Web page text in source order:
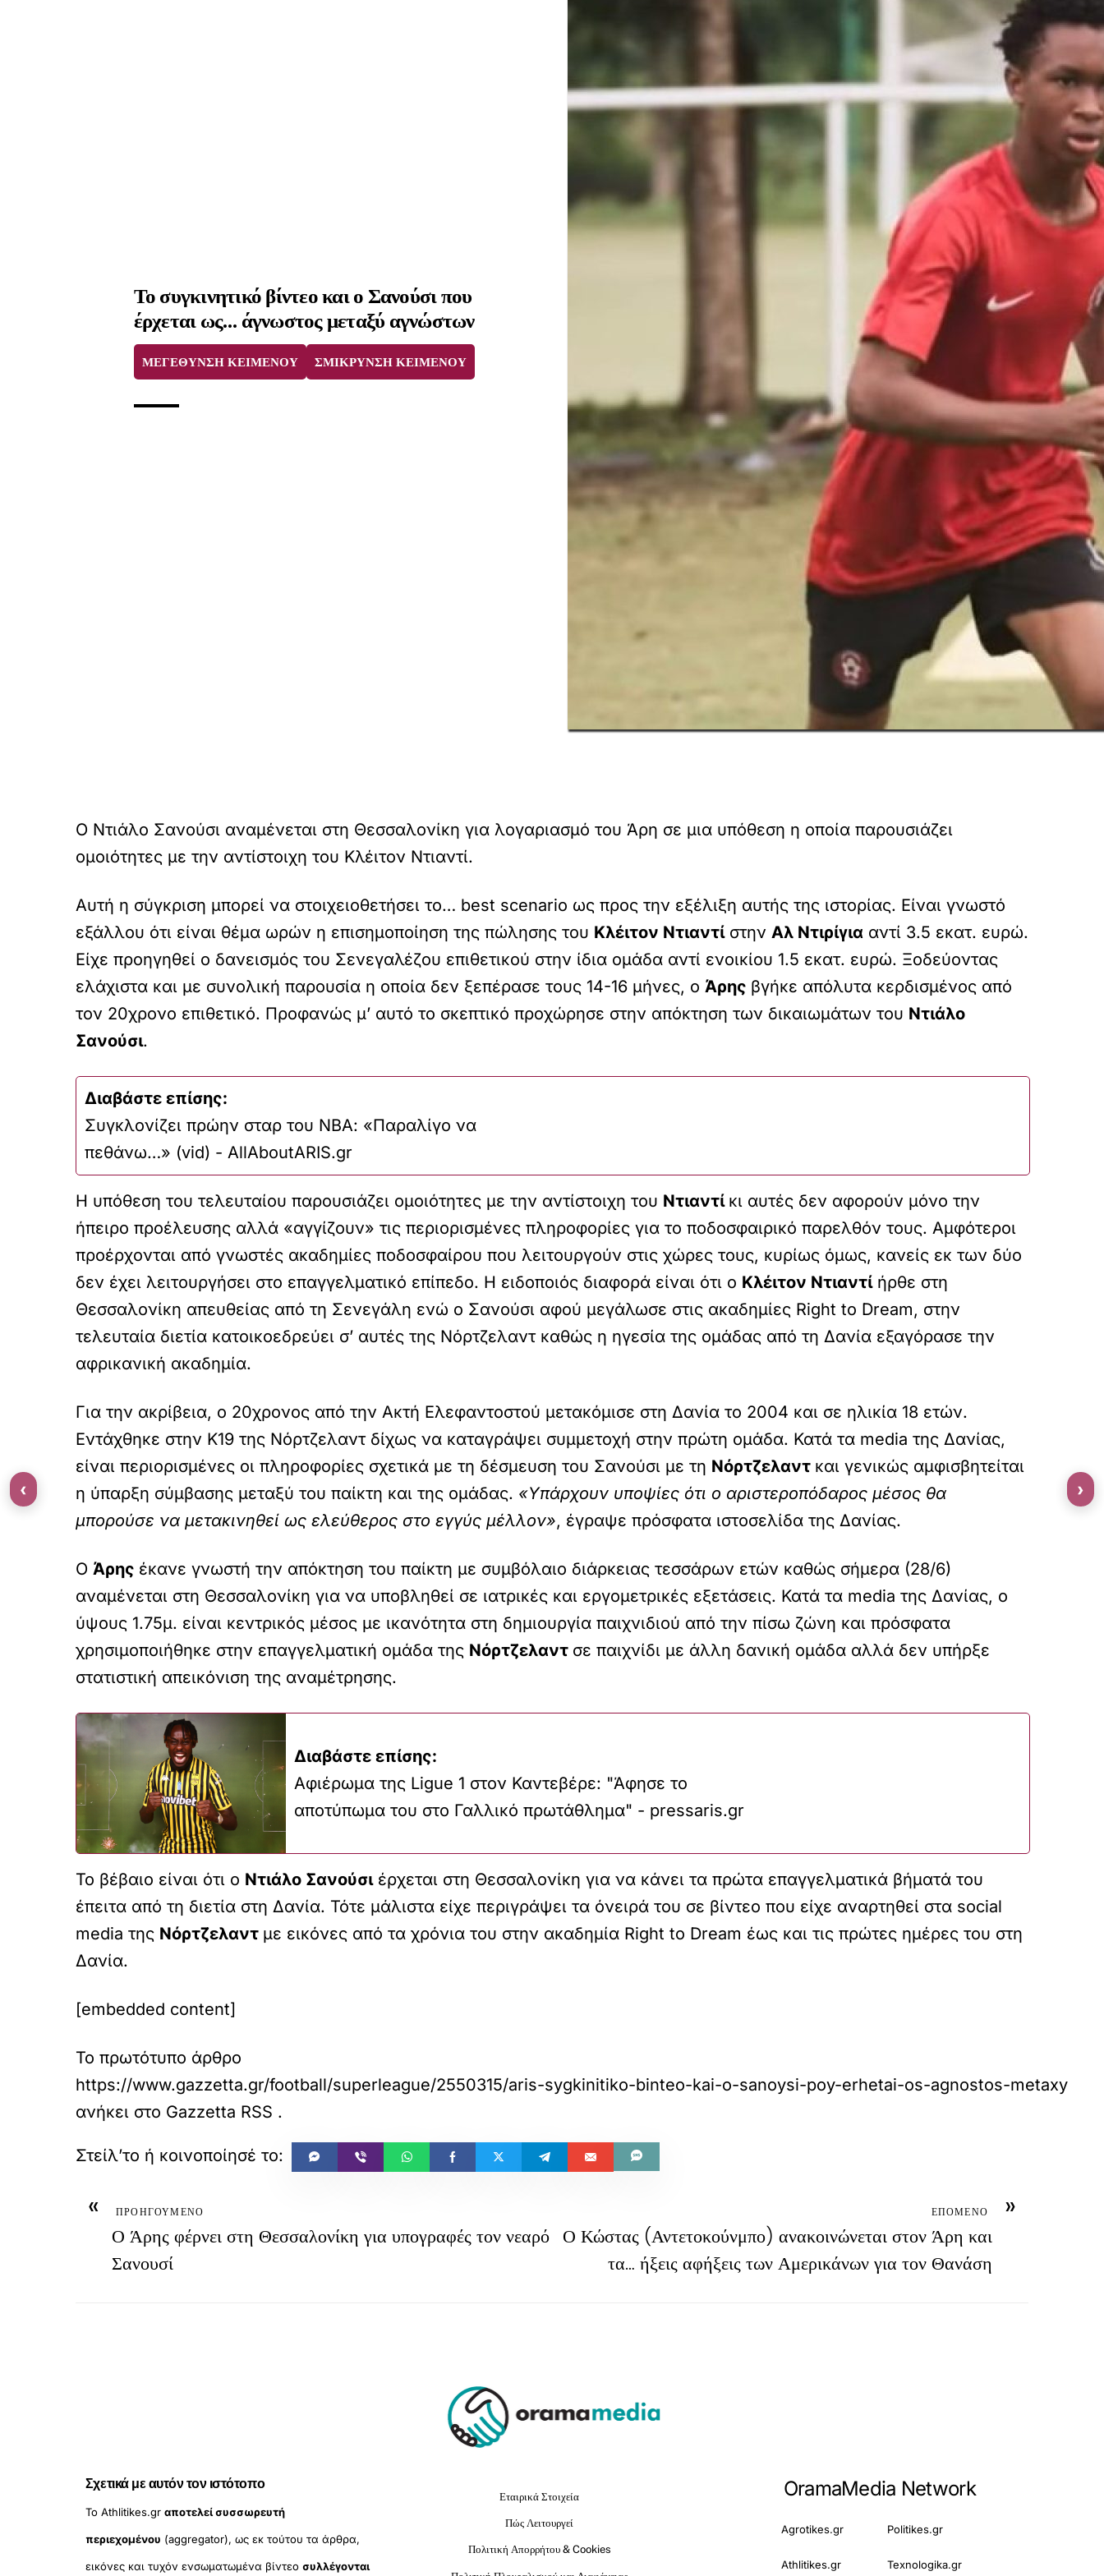
Το συγκινητικό βίντεο και ο Σανούσι που
έρχεται ως… άγνωστος μεταξύ αγνώστων
ΜΕΓΕΘΥΝΣΗ ΚΕΙΜΕΝΟΥ ΣΜΙΚΡΥΝΣΗ ΚΕΙΜΕΝΟΥ
Ο Ντιάλο Σανούσι αναμένεται στη Θεσσαλονίκη για λογαριασμό του Άρη σε μια υπόθεση η οποία παρουσιάζει
ομοιότητες με την αντίστοιχη του Κλέιτον Ντιαντί.
Αυτή η σύγκριση μπορεί να στοιχειοθετήσει το… best scenario ως προς την εξέλιξη αυτής της ιστορίας. Είναι γνωστό
εξάλλου ότι είναι θέμα ωρών η επισημοποίηση της πώλησης του Κλέιτον Ντιαντίστην Αλ Ντιρίγια αντί 3.5 εκατ. ευρώ.
Είχε προηγηθεί ο δανεισμός του Σενεγαλέζου επιθετικού στην ίδια ομάδα αντί ενοικίου 1.5 εκατ. ευρώ. Ξοδεύοντας
ελάχιστα και με συνολική παρουσία η οποία δεν ξεπέρασε τους 14-16 μήνες, ο Άρης βγήκε απόλυτα κερδισμένος από
τον 20χρονο επιθετικό. Προφανώς μ’ αυτό το σκεπτικό προχώρησε στην απόκτηση των δικαιωμάτων του Ντιάλο
Σανούσι.
Διαβάστε επίσης:
Συγκλονίζει πρώην σταρ του ΝΒΑ: «Παραλίγο να
πεθάνω…» (vid) - AllAboutARIS.gr
Η υπόθεση του τελευταίου παρουσιάζει ομοιότητες με την αντίστοιχη του Ντιαντί κι αυτές δεν αφορούν μόνο την
ήπειρο προέλευσης αλλά «αγγίζουν» τις περιορισμένες πληροφορίες για το ποδοσφαιρικό παρελθόν τους. Αμφότεροι
προέρχονται από γνωστές ακαδημίες ποδοσφαίρου που λειτουργούν στις χώρες τους, κυρίως όμως, κανείς εκ των δύο
δεν έχει λειτουργήσει στο επαγγελματικό επίπεδο. Η ειδοποιός διαφορά είναι ότι ο Κλέιτον Ντιαντίήρθε στη
Θεσσαλονίκη απευθείας από τη Σενεγάλη ενώ ο Σανούσι αφού μεγάλωσε στις ακαδημίες Right to Dream, στην
τελευταία διετία κατοικοεδρεύει σ’ αυτές της Νόρτζελαντ καθώς η ηγεσία της ομάδας από τη Δανία εξαγόρασε την
αφρικανική ακαδημία.
Για την ακρίβεια, ο 20χρονος από την Ακτή Ελεφαντοστού μετακόμισε στη Δανία το 2004 και σε ηλικία 18 ετών.
Εντάχθηκε στην Κ19 της Νόρτζελαντ δίχως να καταγράψει συμμετοχή στην πρώτη ομάδα. Κατά τα media της Δανίας,
είναι περιορισμένες οι πληροφορίες σχετικά με τη δέσμευση του Σανούσι με τη Νόρτζελαντ και γενικώς αμφισβητείται
η ύπαρξη σύμβασης μεταξύ του παίκτη και της ομάδας. «Υπάρχουν υποψίες ότι ο αριστεροπόδαρος μέσος θα
μπορούσε να μετακινηθεί ως ελεύθερος στο εγγύς μέλλον», έγραψε πρόσφατα ιστοσελίδα της Δανίας.
Ο Άρης έκανε γνωστή την απόκτηση του παίκτη με συμβόλαιο διάρκειας τεσσάρων ετών καθώς σήμερα (28/6)
αναμένεται στη Θεσσαλονίκη για να υποβληθεί σε ιατρικές και εργομετρικές εξετάσεις. Κατά τα media της Δανίας, ο
ύψους 1.75μ. είναι κεντρικός μέσος με ικανότητα στη δημιουργία παιχνιδιού από την πίσω ζώνη και πρόσφατα
χρησιμοποιήθηκε στην επαγγελματική ομάδα της Νόρτζελαντ σε παιχνίδι με άλλη δανική ομάδα αλλά δεν υπήρξε
στατιστική απεικόνιση της αναμέτρησης.
Διαβάστε επίσης:
Αφιέρωμα της Ligue 1 στον Καντεβέρε: "Άφησε το
αποτύπωμα του στο Γαλλικό πρωτάθλημα" - pressaris.gr
Το βέβαιο είναι ότι ο Ντιάλο Σανούσιέρχεται στη Θεσσαλονίκη για να κάνει τα πρώτα επαγγελματικά βήματά του
έπειτα από τη διετία στη Δανία. Τότε μάλιστα είχε περιγράψει τα όνειρά του σε βίντεο που είχε αναρτηθεί στα social
media της Νόρτζελαντ με εικόνες από τα χρόνια του στην ακαδημία Right to Dream έως και τις πρώτες ημέρες του στη
Δανία.
[embedded content]
Το πρωτότυπο άρθρο
https://www.gazzetta.gr/football/superleague/2550315/aris-sygkinitiko-binteo-kai-o-sanoysi-poy-erhetai-os-agnostos-metaxy
ανήκει στο Gazzetta RSS .
« ΠΡΟΗΓΟΥΜΕΝΟ
Ο Άρης φέρνει στη Θεσσαλονίκη για υπογραφές τον νεαρό
Σανουσί
»
ΕΠΟΜΕΝΟ
Ο Κώστας (Αντετοκούνμπο) ανακοινώνεται στον Άρη και
τα… ήξεις αφήξεις των Αμερικάνων για τον Θανάση
Σχετικά με αυτόν τον ιστότοπο
Το Athlitikes.gr αποτελεί συσσωρευτή
περιεχομένου (aggregator), ως εκ τούτου τα άρθρα,
εικόνες και τυχόν ενσωματωμένα βίντεο συλλέγονται
Εταιρικά Στοιχεία
Πώς Λειτουργεί
Πολιτική Απορρήτου & Cookies
OramaMedia Network
Agrotikes.gr Politikes.gr
Athlitikes.gr Texnologika.gr
‹ ›